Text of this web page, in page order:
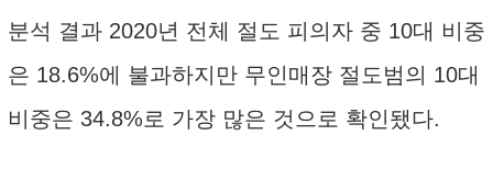
분석 결과 2020년 전체 절도 피의자 중 10대 비중
은 18.6%에 불과하지만 무인매장 절도범의 10대
비중은 34.8%로 가장 많은 것으로 확인됐다.